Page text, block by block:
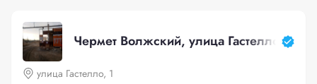
Чермет Волжский, улица Гастелло, 1
улица Гастелло, 1